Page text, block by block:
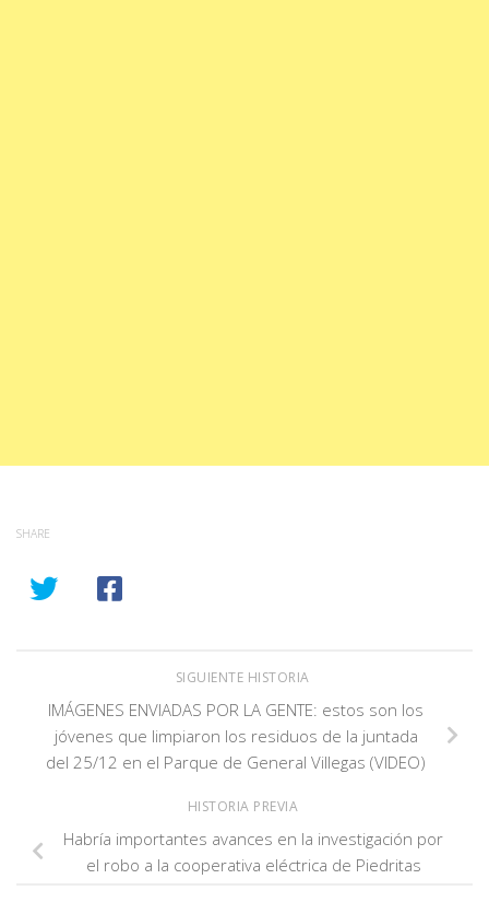
SHARE
SIGUIENTE HISTORIA
IMÁGENES ENVIADAS POR LA GENTE: estos son los
jóvenes que limpiaron los residuos de la juntada
del 25/12 en el Parque de General Villegas (VIDEO)
HISTORIA PREVIA
Habría importantes avances en la investigación por
el robo a la cooperativa eléctrica de Piedritas